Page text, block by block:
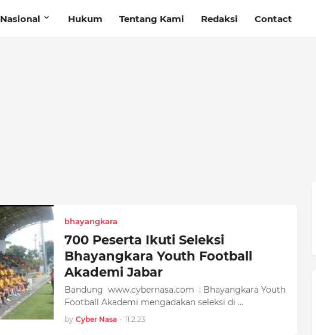
Nasional Hukum Tentang Kami Redaksi Contact
bhayangkara
700 Peserta Ikuti Seleksi
Bhayangkara Youth Football
Akademi Jabar
Bandung www.cybernasa.com : Bhayangkara Youth
Football Akademi mengadakan seleksi di …
by Cyber Nasa - 11.2.23